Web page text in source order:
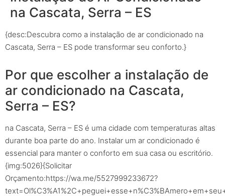
na Cascata, Serra – ES
{desc:Descubra como a instalação de ar condicionado na
Cascata, Serra – ES pode transformar seu conforto.}
Por que escolher a instalação de
ar condicionado na Cascata,
Serra – ES?
na Cascata, Serra – ES é uma cidade com temperaturas altas
durante boa parte do ano. Instalar um ar condicionado é
essencial para manter o conforto em sua casa ou escritório.
{img:5026}{Solicitar
Orçamento:https://wa.me/5527999233672?